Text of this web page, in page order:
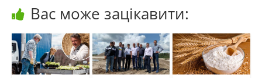
Вас може зацікавити: